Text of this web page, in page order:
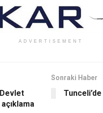
ADVERTISEMENT
açıklama
Sonraki Haber